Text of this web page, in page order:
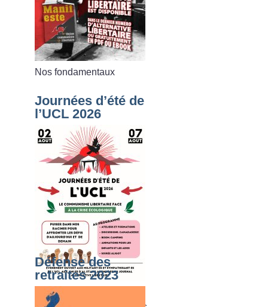
Nos fondamentaux
Journées d’été de
l’UCL 2026
Du dimanche 02 août au
Défense des
retraites 2023